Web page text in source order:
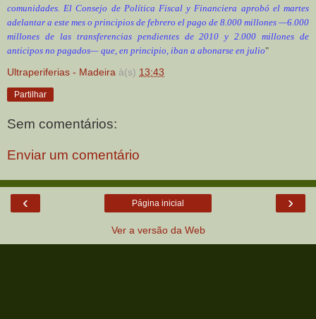
comunidades. El Consejo de Política Fiscal y Financiera aprobó el martes
adelantar a este mes o principios de febrero el pago de 8.000 millones —6.000
millones de las transferencias pendientes de 2010 y 2.000 millones de
anticipos no pagados— que, en principio, iban a abonarse en julio"
Ultraperiferias - Madeira à(s) 13:43
Partilhar
Sem comentários:
Enviar um comentário
‹ ›
Página inicial
Ver a versão da Web